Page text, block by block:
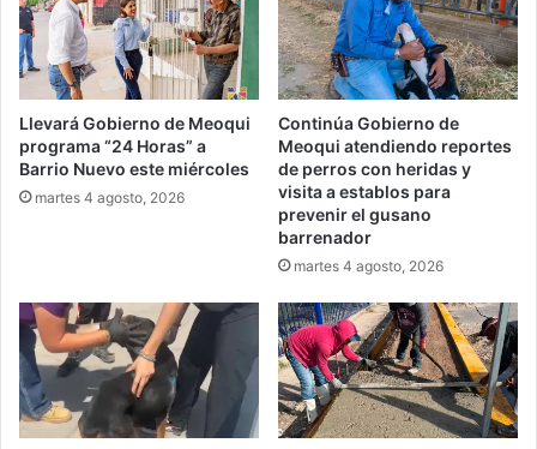
Llevará Gobierno de Meoqui
programa “24 Horas” a
Barrio Nuevo este miércoles
martes 4 agosto, 2026
Continúa Gobierno de
Meoqui atendiendo reportes
de perros con heridas y
visita a establos para
prevenir el gusano
barrenador
martes 4 agosto, 2026